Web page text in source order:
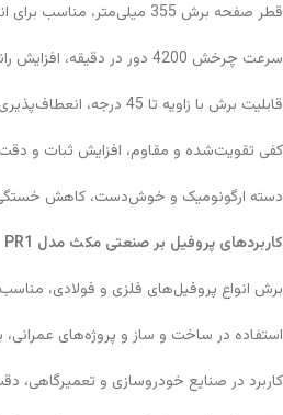
قطر صفحه برش 355 میلی‌متر، مناسب برای انواع برش‌های صنعتی و سنگین
سرعت چرخش 4200 دور در دقیقه، افزایش راندمان و کاهش زمان برش
قابلیت برش با زاویه تا 45 درجه، انعطاف‌پذیری بالا برای انواع برش‌های زاویه‌دار
کفی تقویت‌شده و مقاوم، افزایش ثبات و
دسته ارگونومیک و خوش‌دست، کاهش خستگی
کاربردهای پروفیل بر صنعتی مکث مدل
برش انواع پروفیل‌های فلزی و فولادی،
استفاده در ساخت و ساز و پروژه‌های
کاربرد در صنایع خودروسازی و تعمیرگاهی،